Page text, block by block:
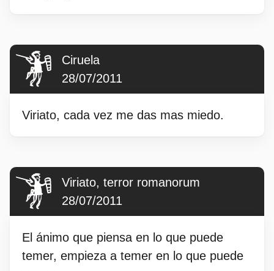
Ciruela
28/07/2011
Viriato, cada vez me das mas miedo.
Viriato, terror romanorum
28/07/2011
El ánimo que piensa en lo que puede
temer, empieza a temer en lo que puede